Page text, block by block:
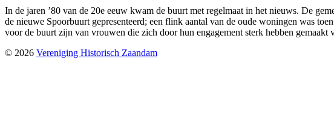
In de jaren ’80 van de 20e eeuw kwam de buurt met regelmaat in het nieuws. De
de nieuwe Spoorbuurt gepresenteerd; een flink aantal van de oude woningen was
voor de buurt zijn van vrouwen die zich door hun engagement sterk hebben
© 2026 Vereniging Historisch Zaandam